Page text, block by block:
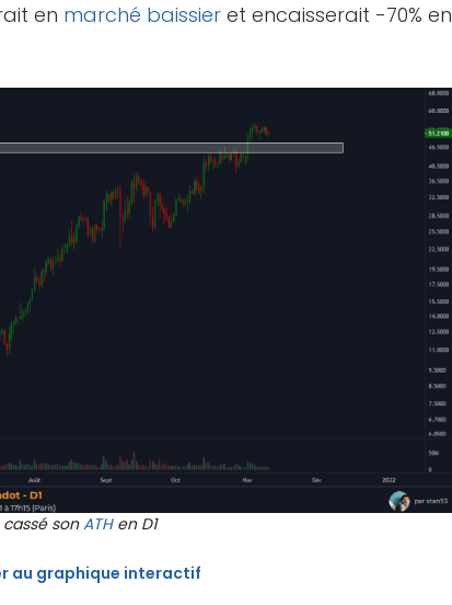
en marché baissier et encaisserait -70% en
sonATHen D1
au graphique interactif